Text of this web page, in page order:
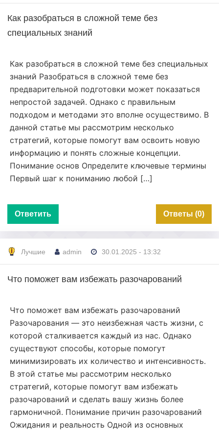
Как разобраться в сложной теме без
специальных знаний
Как разобраться в сложной теме без специальных
знаний Разобраться в сложной теме без
предварительной подготовки может показаться
непростой задачей. Однако с правильным
подходом и методами это вполне осуществимо. В
данной статье мы рассмотрим несколько
стратегий, которые помогут вам освоить новую
информацию и понять сложные концепции.
Понимание основ Определите ключевые термины
Первый шаг к пониманию любой […]
Ответить Ответы (0)
Лучшие admin 30.01.2025 - 13:32
Что поможет вам избежать разочарований
Что поможет вам избежать разочарований
Разочарования — это неизбежная часть жизни, с
которой сталкивается каждый из нас. Однако
существуют способы, которые помогут
минимизировать их количество и интенсивность.
В этой статье мы рассмотрим несколько
стратегий, которые помогут вам избежать
разочарований и сделать вашу жизнь более
гармоничной. Понимание причин разочарований
Ожидания и реальность Одной из основных